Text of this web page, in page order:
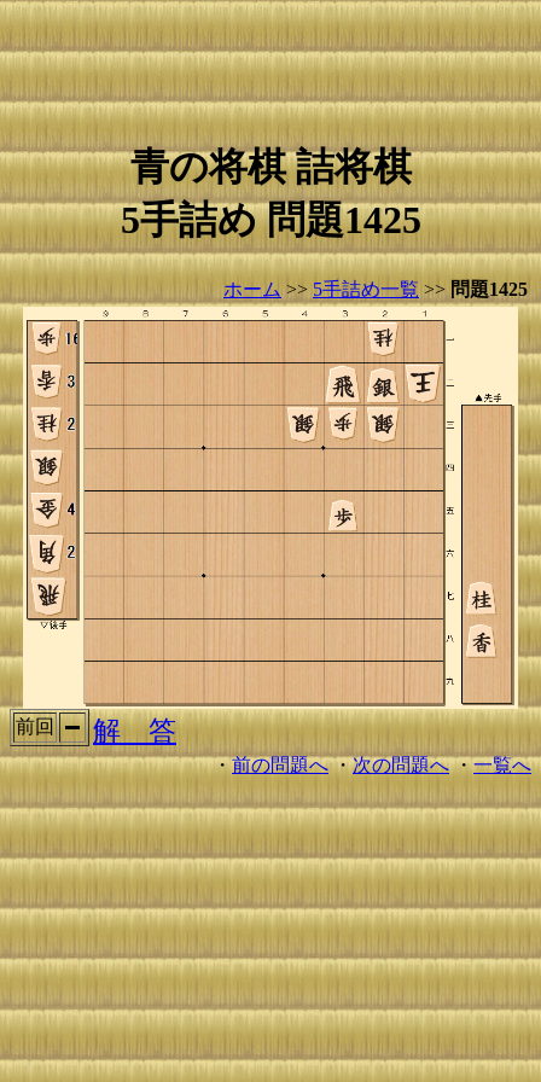
青の将棋 詰将棋
5手詰め 問題1425
ホーム >> 5手詰め一覧 >> 問題1425
前回 解 答
・前の問題へ・次の問題へ・一覧へ